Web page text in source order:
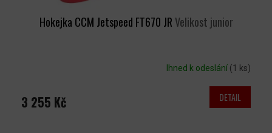
Hokejka CCM Jetspeed FT670 JR Velikost junior
Ihned k odeslání (1 ks)
3 255 Kč DETAIL